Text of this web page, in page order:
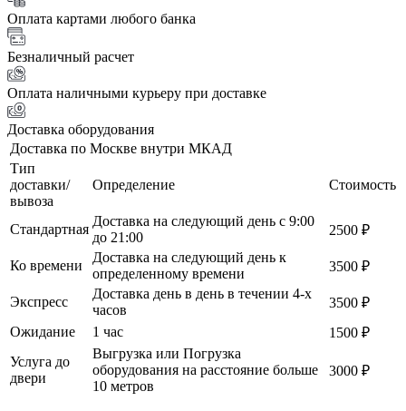
Оплата картами любого банка
Безналичный расчет
Оплата наличными курьеру при доставке
Доставка оборудования
Доставка по Москве внутри МКАД
Тип
доставки/
вывоза
Определение Стоимость
Стандартная
Доставка на следующий день с 9:00
до 21:00
2500 ₽
Ко времени
Доставка на следующий день к
определенному времени
3500 ₽
Экспресс
Доставка день в день в течении 4-х
часов
3500 ₽
Ожидание
1 час
1500 ₽
Услуга до
двери
Выгрузка или Погрузка
оборудования на расстояние больше
10 метров
3000 ₽